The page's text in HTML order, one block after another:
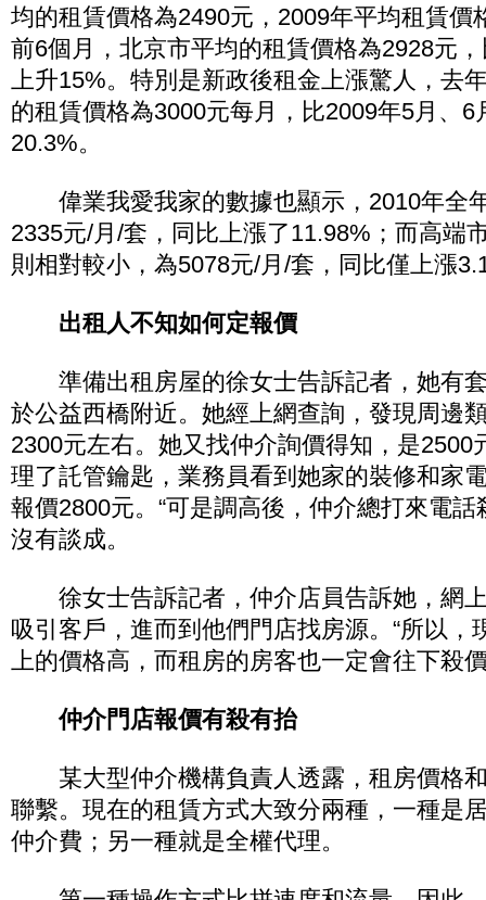
均的租賃價格為2490元，2009年平均租賃價
前6個月，北京市平均的租賃價格為2928元
上升15%。特別是新政後租金上漲驚人，去
的租賃價格為3000元每月，比2009年5月、6
20.3%。
偉業我愛我家的數據也顯示，2010年全
2335元/月/套，同比上漲了11.98%；而高端
則相對較小，為5078元/月/套，同比僅上漲
出租人不知如何定報價
準備出租房屋的徐女士告訴記者，她有
於公益西橋附近。她經上網查詢，發現周邊
2300元左右。她又找仲介詢價得知，是2500
理了託管鑰匙，業務員看到她家的裝修和家
報價2800元。“可是調高後，仲介總打來電話
沒有談成。
徐女士告訴記者，仲介店員告訴她，網
吸引客戶，進而到他們門店找房源。“所以，
上的價格高，而租房的房客也一定會往下殺
仲介門店報價有殺有抬
某大型仲介機構負責人透露，租房價格
聯繫。現在的租賃方式大致分兩種，一種是
仲介費；另一種就是全權代理。